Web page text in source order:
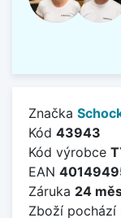
Značka
Kód 43943
Kód výrobce
EAN
Záruka 24
Zboží